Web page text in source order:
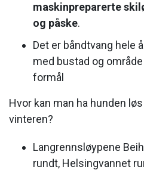
maskinpreparerte
og påske.
Det er båndtvang hele
med bustad og
formål
Hvor kan man ha hunden
vinteren?
Langrennsløypene
rundt, Helsingvannet